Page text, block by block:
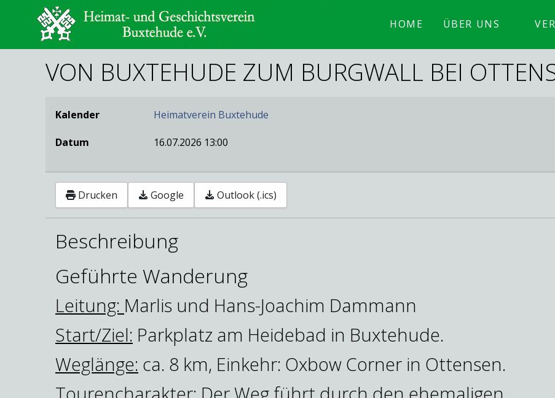
HOME ÜBER UNS
VON BUXTEHUDE ZUM BURGWALL BEI
Kalender Heimatverein Buxtehude
Datum 16.07.2026 13:00
Drucken Google Outlook (.ics)
Beschreibung
Geführte Wanderung
Leitung: Marlis und Hans-Joachim Dammann
Start/Ziel: Parkplatz am Heidebad in Buxtehude.
Weglänge: ca. 8 km, Einkehr: Oxbow Corner in Ottensen.